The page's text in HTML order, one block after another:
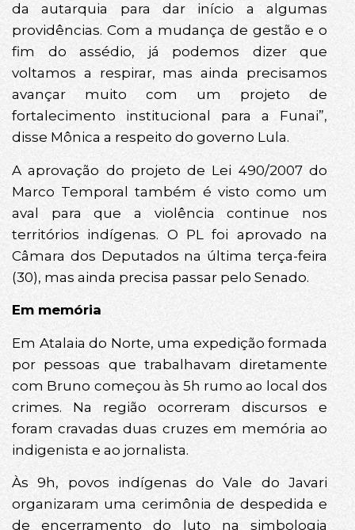
da autarquia para dar início a algumas
providências. Com a mudança de gestão e o
fim do assédio, já podemos dizer que
voltamos a respirar, mas ainda precisamos
avançar muito com um projeto de
fortalecimento institucional para a Funai”,
disse Mônica a respeito do governo Lula.
A aprovação do projeto de Lei 490/2007 do
Marco Temporal também é visto como um
aval para que a violência continue nos
territórios indígenas. O PL foi aprovado na
Câmara dos Deputados na última terça-feira
(30), mas ainda precisa passar pelo Senado.
Em memória
Em Atalaia do Norte, uma expedição formada
por pessoas que trabalhavam diretamente
com Bruno começou às 5h rumo ao local dos
crimes. Na região ocorreram discursos e
foram cravadas duas cruzes em memória ao
indigenista e ao jornalista.
Às 9h, povos indígenas do Vale do Javari
organizaram uma cerimônia de despedida e
de encerramento do luto na simbologia